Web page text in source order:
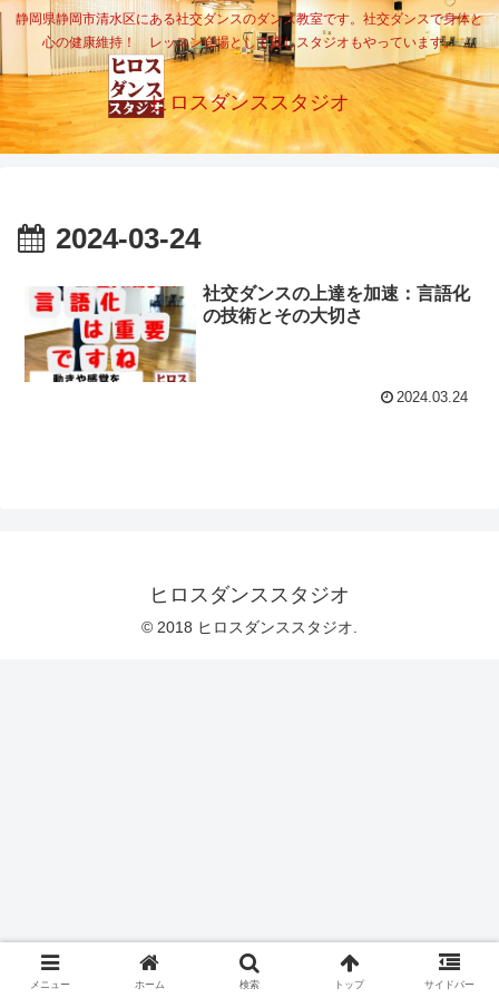
静岡県静岡市清水区にある社交ダンスのダンス教室です。社交ダンスで身体と
心の健康維持！ レッスン会場として貸しスタジオもやっています。
ヒロスダンススタジオ
2024-03-24
社交ダンスの上達を加速：言語化
の技術とその大切さ
2024.03.24
ヒロスダンススタジオ
© 2018 ヒロスダンススタジオ.
メニュー ホーム 検索 トップ サイドバー